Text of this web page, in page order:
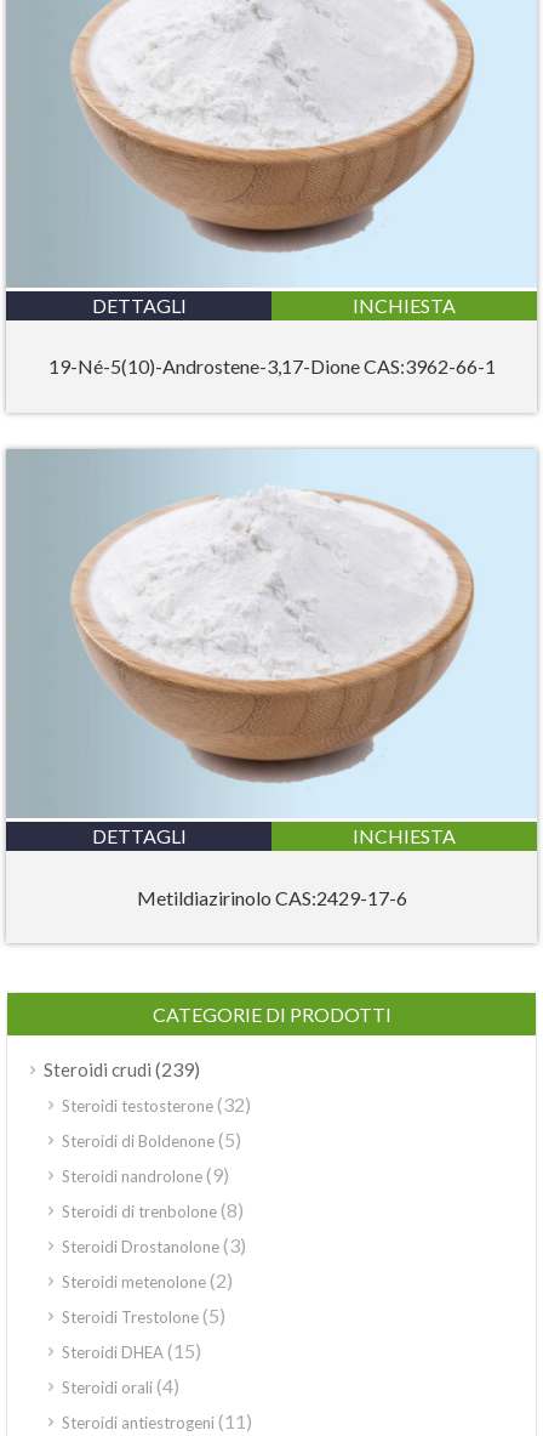
DETTAGLI INCHIESTA
19-Né-5(10)-Androstene-3,17-Dione CAS:3962-66-1
DETTAGLI INCHIESTA
Metildiazirinolo CAS:2429-17-6
CATEGORIE DI PRODOTTI
Steroidi crudi (239)
Steroidi testosterone(32)
Steroidi di Boldenone(5)
Steroidi nandrolone(9)
Steroidi di trenbolone(8)
Steroidi Drostanolone(3)
Steroidi metenolone(2)
Steroidi Trestolone(5)
Steroidi DHEA(15)
Steroidi orali(4)
Steroidi antiestrogeni(11)